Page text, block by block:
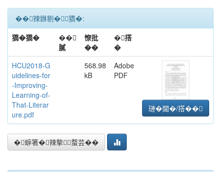
��辣銝剔�﹝獢�:
獢�獢�
��
膩
憭批
��
�撘
�
HCU2018-G
uidelines-for
-Improving-
Learning-of-
That-Literar
ure.pdf
568.98
kB
Adobe
PDF
璉�閫�/撘��
�蝷箸�辣摰蝥芸��